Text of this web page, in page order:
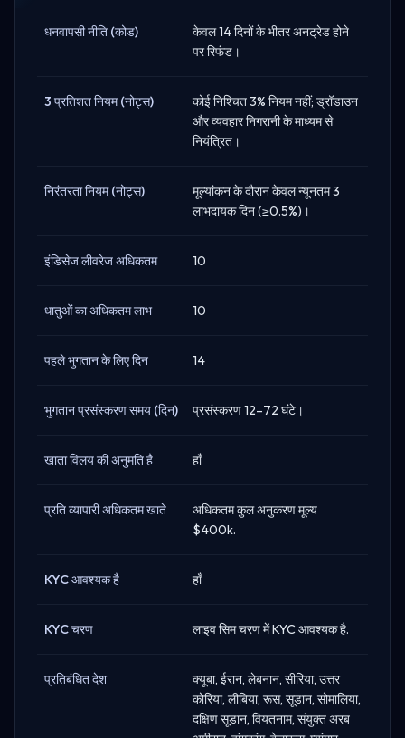
धनवापसी नीति (कोड)
केवल 14 दिनों के भीतर अनट्रेड होने
पर रिफंड।
3 प्रतिशत नियम (नोट्स)
कोई निश्चित 3% नियम नहीं; ड्रॉडाउन
और व्यवहार निगरानी के माध्यम से
नियंत्रित।
निरंतरता नियम (नोट्स)
मूल्यांकन के दौरान केवल न्यूनतम 3
लाभदायक दिन (≥0.5%)।
इंडिसेज लीवरेज अधिकतम 10
धातुओं का अधिकतम लाभ 10
पहले भुगतान के लिए दिन 14
भुगतान प्रसंस्करण समय (दिन) प्रसंस्करण 12–72 घंटे।
खाता विलय की अनुमति है हाँ
प्रति व्यापारी अधिकतम खाते
अधिकतम कुल अनुकरण मूल्य
$400k.
KYC आवश्यक है हाँ
KYC चरण लाइव सिम चरण में KYC आवश्यक है.
प्रतिबंधित देश
क्यूबा, ईरान, लेबनान, सीरिया, उत्तर
कोरिया, लीबिया, रूस, सूडान, सोमालिया,
दक्षिण सूडान, वियतनाम, संयुक्त अरब